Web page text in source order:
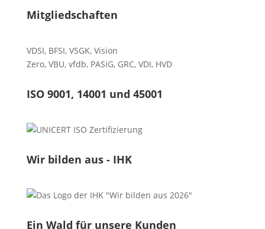
Mitgliedschaften
VDSI, BFSI, VSGK, Vision
Zero, VBU, vfdb, PASiG, GRC, VDI, HVD
ISO 9001, 14001 und 45001
Wir bilden aus - IHK
Ein Wald für unsere Kunden